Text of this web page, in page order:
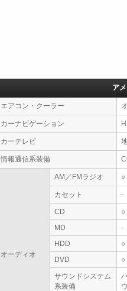
ア
エアコン・クーラー
カーナビゲーション
カーテレビ
情報通信系装備
オーディオ
AM／FMラジオ ○
カセット -
CD
○
MD
-
HDD
○
DVD
○
サウンドシステム
系装備